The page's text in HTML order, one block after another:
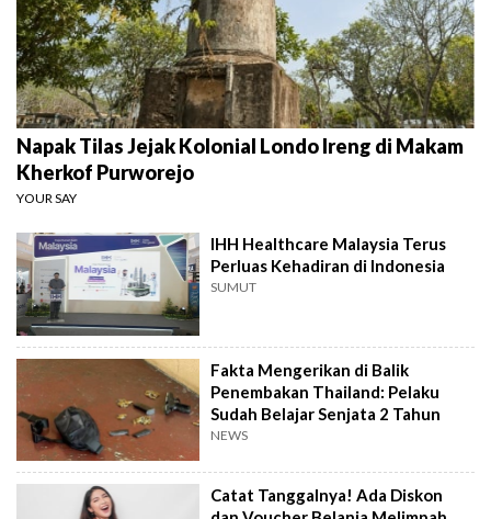
Napak Tilas Jejak Kolonial Londo Ireng di Makam
Kherkof Purworejo
YOUR SAY
IHH Healthcare Malaysia Terus
Perluas Kehadiran di Indonesia
SUMUT
Fakta Mengerikan di Balik
Penembakan Thailand: Pelaku
Sudah Belajar Senjata 2 Tahun
NEWS
Catat Tanggalnya! Ada Diskon